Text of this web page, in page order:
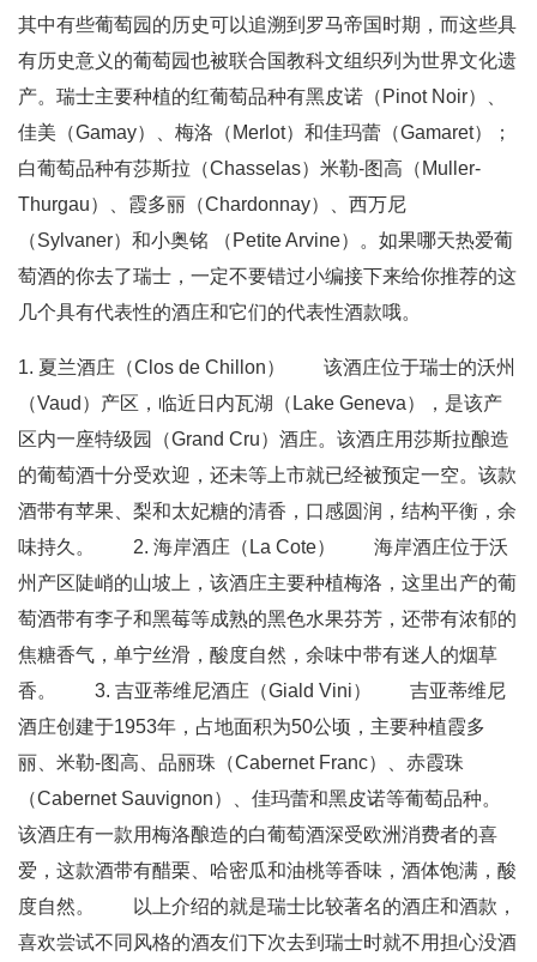
其中有些葡萄园的历史可以追溯到罗马帝国时期，而这些具
有历史意义的葡萄园也被联合国教科文组织列为世界文化遗
产。瑞士主要种植的红葡萄品种有黑皮诺（Pinot Noir）、
佳美（Gamay）、梅洛（Merlot）和佳玛蕾（Gamaret）；
白葡萄品种有莎斯拉（Chasselas）米勒-图高（Muller-
Thurgau）、霞多丽（Chardonnay）、西万尼
（Sylvaner）和小奥铭 （Petite Arvine）。如果哪天热爱葡
萄酒的你去了瑞士，一定不要错过小编接下来给你推荐的这
几个具有代表性的酒庄和它们的代表性酒款哦。
1. 夏兰酒庄（Clos de Chillon） 该酒庄位于瑞士的沃州
（Vaud）产区，临近日内瓦湖（Lake Geneva），是该产
区内一座特级园（Grand Cru）酒庄。该酒庄用莎斯拉酿造
的葡萄酒十分受欢迎，还未等上市就已经被预定一空。该款
酒带有苹果、梨和太妃糖的清香，口感圆润，结构平衡，余
味持久。 2. 海岸酒庄（La Cote） 海岸酒庄位于沃
州产区陡峭的山坡上，该酒庄主要种植梅洛，这里出产的葡
萄酒带有李子和黑莓等成熟的黑色水果芬芳，还带有浓郁的
焦糖香气，单宁丝滑，酸度自然，余味中带有迷人的烟草
香。 3. 吉亚蒂维尼酒庄（Giald Vini） 吉亚蒂维尼
酒庄创建于1953年，占地面积为50公顷，主要种植霞多
丽、米勒-图高、品丽珠（Cabernet Franc）、赤霞珠
（Cabernet Sauvignon）、佳玛蕾和黑皮诺等葡萄品种。
该酒庄有一款用梅洛酿造的白葡萄酒深受欧洲消费者的喜
爱，这款酒带有醋栗、哈密瓜和油桃等香味，酒体饱满，酸
度自然。 以上介绍的就是瑞士比较著名的酒庄和酒款，
喜欢尝试不同风格的酒友们下次去到瑞士时就不用担心没酒